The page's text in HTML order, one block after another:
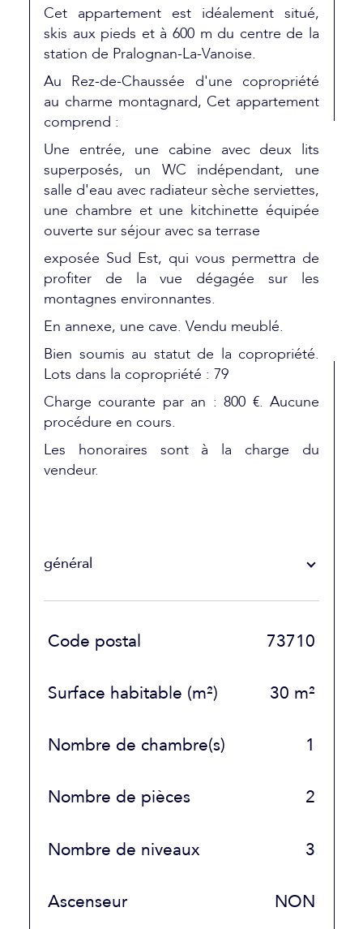
Cet appartement est idéalement situé,
skis aux pieds et à 600 m du centre de la
station de Pralognan-La-Vanoise.
Au Rez-de-Chaussée d'une copropriété
au charme montagnard, Cet appartement
comprend :
Une entrée, une cabine avec deux lits
superposés, un WC indépendant, une
salle d'eau avec radiateur sèche serviettes,
une chambre et une kitchinette équipée
ouverte sur séjour avec sa terrase
exposée Sud Est, qui vous permettra de
profiter de la vue dégagée sur les
montagnes environnantes.
En annexe, une cave. Vendu meublé.
Bien soumis au statut de la copropriété.
Lots dans la copropriété : 79
Charge courante par an : 800 €. Aucune
procédure en cours.
Les honoraires sont à la charge du
vendeur.
général
TRAD_SIROCCO_Caracteristique Valeurs
Code postal 73710
Surface habitable (m²) 30 m²
Nombre de chambre(s) 1
Nombre de pièces 2
Nombre de niveaux 3
Ascenseur NON